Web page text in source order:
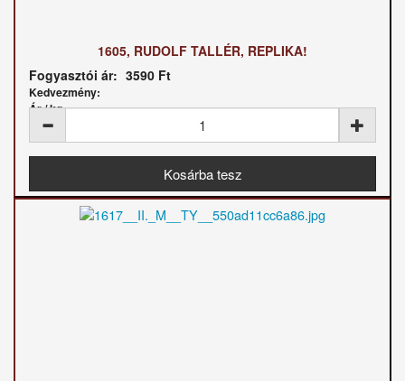
1605, RUDOLF TALLÉR, REPLIKA!
Fogyasztói ár: 3590 Ft
Kedvezmény:
Ár / kg: